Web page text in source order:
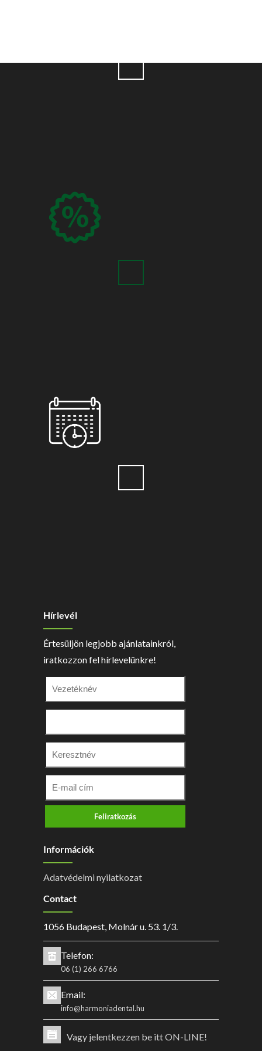
Hírlevél
Értesüljön legjobb ajánlatainkról,
iratkozzon fel hírlevelünkre!
Feliratkozás
Információk
Adatvédelmi nyilatkozat
Contact
1056 Budapest, Molnár u. 53. 1/3.
Telefon:
06 (1) 266 6766
Email:
info@harmoniadental.hu
Vagy jelentkezzen be itt ON-LINE!